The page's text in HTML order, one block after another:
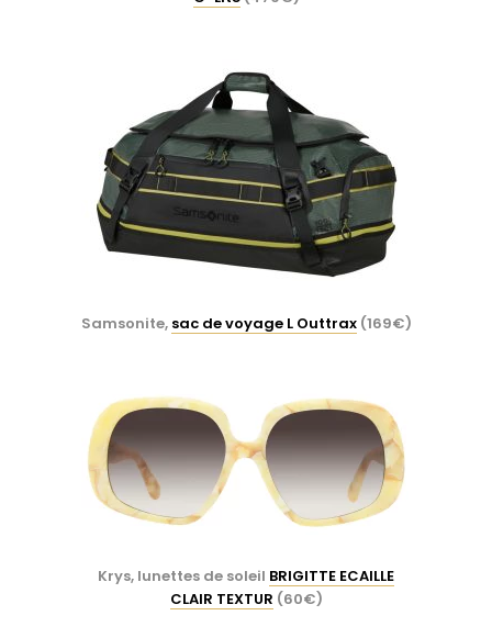
Samsonite, sac de voyage L Outtrax(169€)
Krys, lunettes de soleil BRIGITTE ECAILLE
CLAIR TEXTUR (60€)